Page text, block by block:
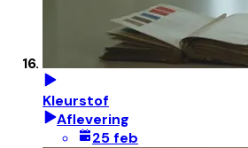
Kleurstof
Aflevering
25 feb